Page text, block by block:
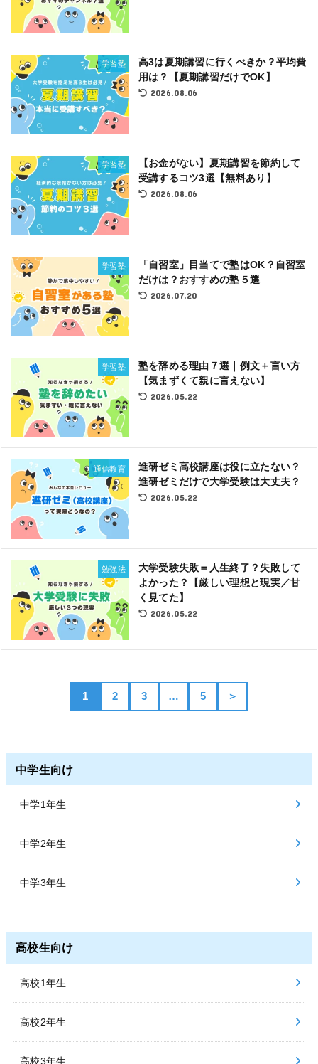
学習塾
高3は夏期講習に行くべきか？平均費
用は？【夏期講習だけでOK】
2026.08.06
学習塾
【お金がない】夏期講習を節約して
受講するコツ3選【無料あり】
2026.08.06
学習塾
「自習室」目当てで塾はOK？自習室
だけは？おすすめの塾５選
2026.07.20
学習塾
塾を辞める理由７選｜例文＋言い方
【気まずくて親に言えない】
2026.05.22
通信教育
進研ゼミ高校講座は役に立たない？
進研ゼミだけで大学受験は大丈夫？
2026.05.22
勉強法
大学受験失敗＝人生終了？失敗して
よかった？【厳しい理想と現実／甘
く見てた】
2026.05.22
1 2 3 … 5 ＞
中学生向け
中学1年生
中学2年生
中学3年生
高校生向け
高校1年生
高校2年生
高校3年生